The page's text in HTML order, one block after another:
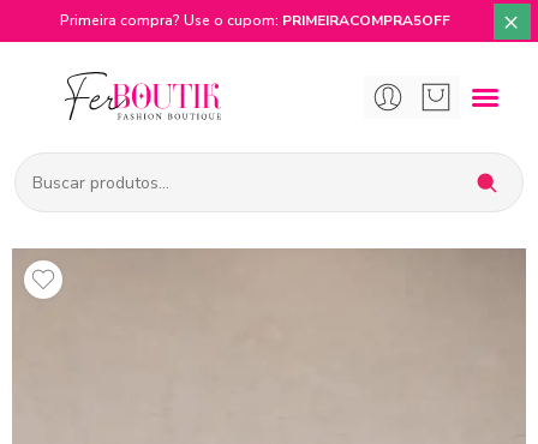
Primeira compra? Use o cupom: PRIMEIRACOMPRA5OFF ×